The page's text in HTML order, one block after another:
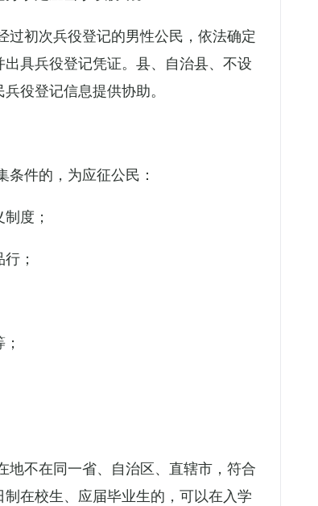
初次兵役登记的男性公民，依法确定
具兵役登记凭证。县、自治县、不设
役登记信息提供协助。
件的，为应征公民：
度；
；
不在同一省、自治区、直辖市，符合
在校生、应届毕业生的，可以在入学